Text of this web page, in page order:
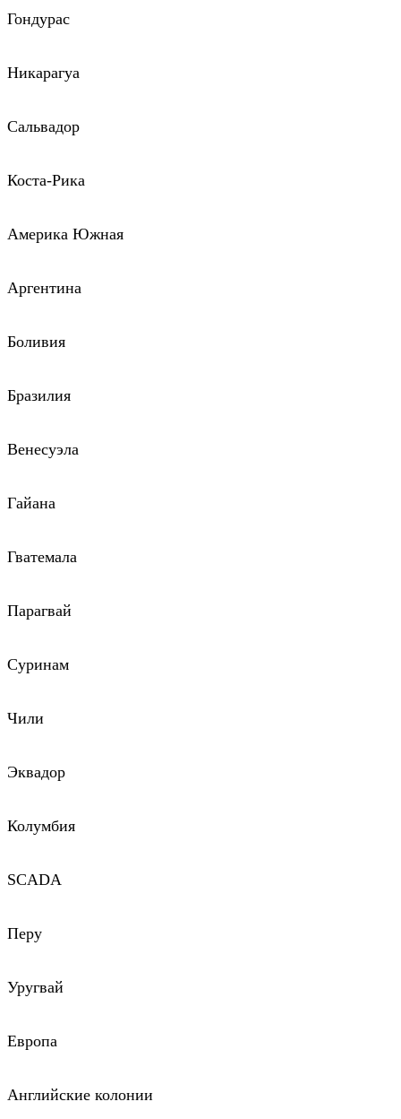
Гондурас
Никарагуа
Сальвадор
Коста-Рика
Америка Южная
Аргентина
Боливия
Бразилия
Венесуэла
Гайана
Гватемала
Парагвай
Суринам
Чили
Эквадор
Колумбия
SCADA
Перу
Уругвай
Европа
Английские колонии